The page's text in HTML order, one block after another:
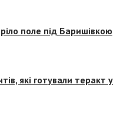
поле під Баришівкою
які готували теракт у